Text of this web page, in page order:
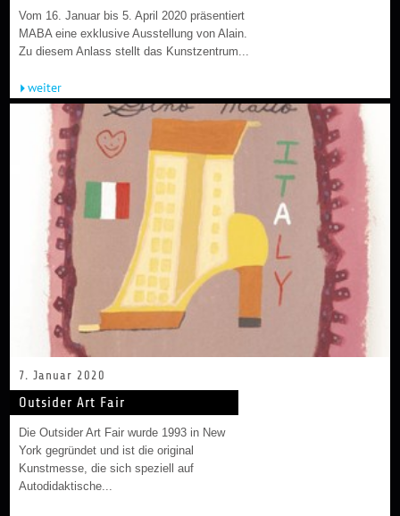
Vom 16. Januar bis 5. April 2020 präsentiert
MABA eine exklusive Ausstellung von Alain.
Zu diesem Anlass stellt das Kunstzentrum...
weiter
7. Januar 2020
Outsider Art Fair
Die Outsider Art Fair wurde 1993 in New
York gegründet und ist die original
Kunstmesse, die sich speziell auf
Autodidaktische...